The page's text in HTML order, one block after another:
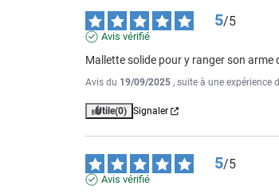
5/5
Avis vérifié
Mallette solide pour y ranger son arme
Avis du 19/09/2025 , suite à une expérience
Utile(0) Signaler
5/5
Avis vérifié